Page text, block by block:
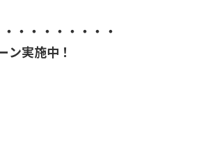
・・・・・・・・
ン実施中！